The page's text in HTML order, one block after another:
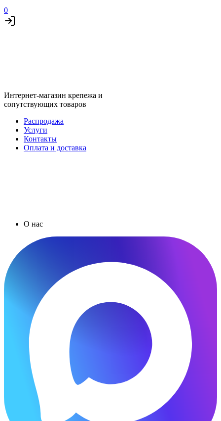
0
Интернет-магазин крепежа и
сопутствующих товаров
Распродажа
Услуги
Контакты
Оплата и доставка
О нас